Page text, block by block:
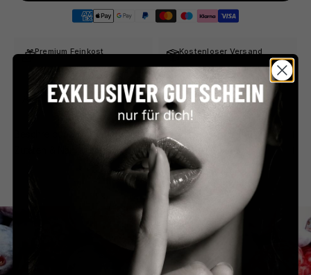
Premium Feinkost Kostenloser Versand
Persönlicher Service
Schnell & unkompliziert
Sicher bezahlen
PayPal, Klarna & mehr
Zutaten & Nährwerte